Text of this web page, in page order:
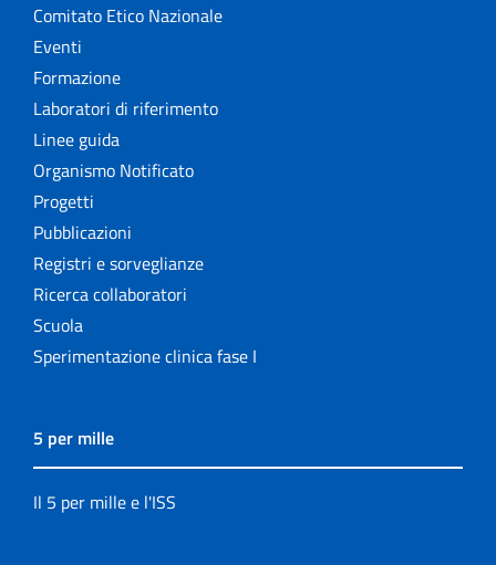
Comitato Etico Nazionale
Eventi
Formazione
Laboratori di riferimento
Linee guida
Organismo Notificato
Progetti
Pubblicazioni
Registri e sorveglianze
Ricerca collaboratori
Scuola
Sperimentazione clinica fase I
5 per mille
Il 5 per mille e l'ISS